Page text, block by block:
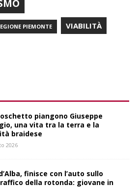
PIEMONTE VIABILITÀ
piangono Giuseppe
una vita tra la terra e la
braidese
2026
finisce con l’auto sullo
della rotonda: giovane in